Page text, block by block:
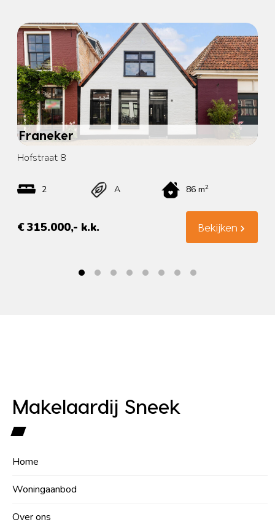
Franeker
Hofstraat 8
2 A 86 m2
€ 315.000,- k.k. Bekijken
Makelaardij Sneek
Home
Woningaanbod
Over ons